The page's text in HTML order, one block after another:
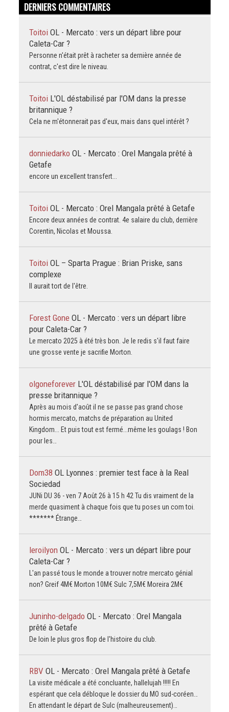
DERNIERS COMMENTAIRES
Toitoi OL - Mercato : vers un départ libre pour
Caleta-Car ?
Personne n'était prêt à racheter sa dernière année de
contrat, c'est dire le niveau.
Toitoi L'OL déstabilisé par l'OM dans la presse
britannique ?
Cela ne m'étonnerait pas d'eux, mais dans quel intérêt ?
donniedarko OL - Mercato : Orel Mangala prêté à
Getafe
encore un excellent transfert...
Toitoi OL - Mercato : Orel Mangala prêté à Getafe
Encore deux années de contrat. 4e salaire du club, derrière
Corentin, Nicolas et Moussa.
Toitoi OL – Sparta Prague : Brian Priske, sans
complexe
Il aurait tort de l'être.
Forest Gone OL - Mercato : vers un départ libre
pour Caleta-Car ?
Le mercato 2025 à été très bon. Je le redis s'il faut faire
une grosse vente je sacrifie Morton.
olgoneforever L'OL déstabilisé par l'OM dans la
presse britannique ?
Après au mois d'août il ne se passe pas grand chose
hormis mercato, matchs de préparation au United
Kingdom... Et puis tout est fermé...même les goulags ! Bon
pour les…
Dom38 OL Lyonnes : premier test face à la Real
Sociedad
JUNi DU 36 - ven 7 Août 26 à 15 h 42 Tu dis vraiment de la
merde quasiment à chaque fois que tu poses un com toi.
******* Étrange…
leroilyon OL - Mercato : vers un départ libre pour
Caleta-Car ?
L'an passé tous le monde a trouver notre mercato génial
non? Greif 4M€ Morton 10M€ Sulc 7,5M€ Moreira 2M€
Juninho-delgado OL - Mercato : Orel Mangala
prêté à Getafe
De loin le plus gros flop de l'histoire du club.
RBV OL - Mercato : Orel Mangala prêté à Getafe
La visite médicale a été concluante, hallelujah !!!!! En
espérant que cela débloque le dossier du MO sud-coréen…
En attendant le départ de Sulc (malheureusement)…